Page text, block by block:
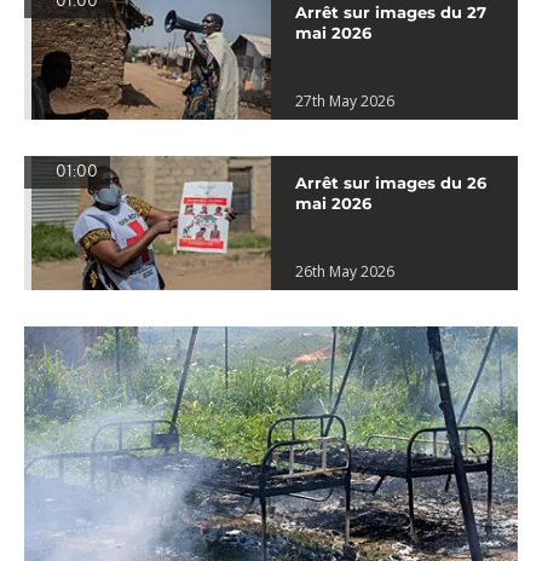
Arrêt sur images du 27
mai 2026
27th May 2026
01:00
Arrêt sur images du 26
mai 2026
26th May 2026